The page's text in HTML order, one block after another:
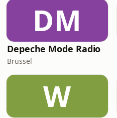
DM
Depeche Mode Radio
Brussel
W